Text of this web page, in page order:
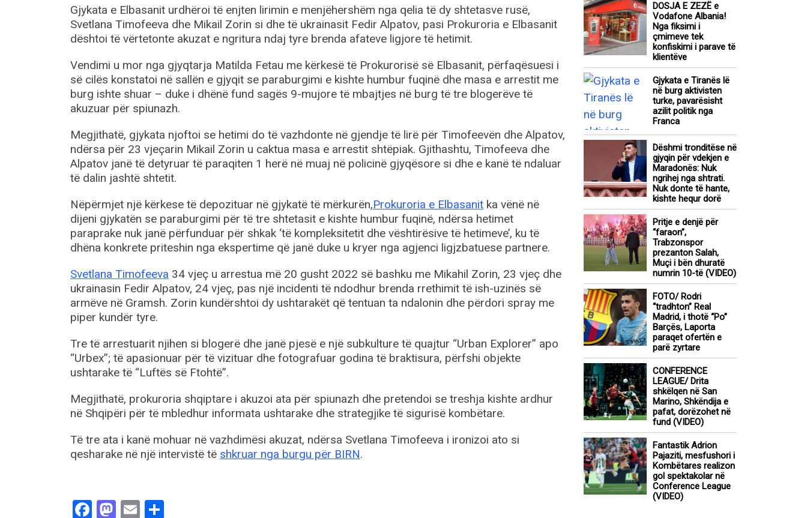
Gjykata e Elbasanit urdhëroi të enjten lirimin e menjëhershëm nga qelia të dy shtetasve rusë,
Svetlana Timofeeva dhe Mikail Zorin si dhe të ukrainasit Fedir Alpatov, pasi Prokuroria e Elbasanit
dështoi të vërtetonte akuzat e ngritura ndaj tyre brenda afateve ligjore të hetimit.
Vendimi u mor nga gjyqtarja Matilda Fetau me kërkesë të Prokurorisë së Elbasanit, përfaqësuesi i
së cilës konstatoi në sallën e gjyqit se paraburgimi e kishte humbur fuqinë dhe masa e arrestit me
burg ishte shuar – duke i dhënë fund sagës 9-mujore të mbajtjes në burg të tre blogerëve të
akuzuar për spiunazh.
Megjithatë, gjykata njoftoi se hetimi do të vazhdonte në gjendje të lirë për Timofeevën dhe Alpatov,
ndërsa për 23 vjeçarin Mikail Zorin u caktua masa e arrestit shtëpiak. Gjithashtu, Timofeeva dhe
Alpatov janë të detyruar të paraqiten 1 herë në muaj në policinë gjyqësore si dhe e kanë të ndaluar
të dalin jashtë shtetit.
Nëpërmjet një kërkese të depozituar në gjykatë të mërkurën,Prokuroria e Elbasanit ka vënë në
dijeni gjykatën se paraburgimi për të tre shtetasit e kishte humbur fuqinë, ndërsa hetimet
paraprake nuk janë përfunduar për shkak ‘të kompleksitetit dhe vështirësive të hetimeve’, ku të
dhëna konkrete priteshin nga ekspertime që janë duke u kryer nga agjenci ligjzbatuese partnere.
Svetlana Timofeeva 34 vjeç u arrestua më 20 gusht 2022 së bashku me Mikahil Zorin, 23 vjeç dhe
ukrainasin Fedir Alpatov, 24 vjeç, pas një incidenti të ndodhur brenda rrethimit të ish-uzinës së
armëve në Gramsh. Zorin kundërshtoi dy ushtarakët që tentuan ta ndalonin dhe përdori spray me
piper kundër tyre.
Tre të arrestuarit njihen si blogerë dhe janë pjesë e një subkulture të quajtur “Urban Explorer” apo
“Urbex”; të apasionuar për të vizituar dhe fotografuar godina të braktisura, përfshi objekte
ushtarake të “Luftës së Ftohtë”.
Megjithatë, prokuroria shqiptare i akuzoi ata për spiunazh dhe pretendoi se treshja kishte ardhur
në Shqipëri për të mbledhur informata ushtarake dhe strategjike të sigurisë kombëtare.
Të tre ata i kanë mohuar në vazhdimësi akuzat, ndërsa Svetlana Timofeeva i ironizoi ato si
qesharake në një intervistë të shkruar nga burgu për BIRN.
Facebook
Mastodon
Email
DOSJA E ZEZË e
Vodafone Albania!
Nga fiksimi i
çmimeve tek
konfiskimi i parave të
klientëve
Gjykata e Tiranës lë
në burg aktivisten
turke, pavarësisht
azilit politik nga
Franca
Dëshmi tronditëse në
gjyqin për vdekjen e
Maradonës: Nuk
ngrihej nga shtrati.
Nuk donte të hante,
kishte hequr dorë
Pritje e denjë për
“faraon”,
Trabzonspor
prezanton Salah,
Muçi i bën dhuratë
numrin 10-të (VIDEO)
FOTO/ Rodri
“tradhton” Real
Madrid, i thotë “Po”
Barçës, Laporta
paraqet ofertën e
parë zyrtare
CONFERENCE
LEAGUE/ Drita
shkëlqen në San
Marino, Shkëndija e
pafat, dorëzohet në
fund (VIDEO)
Fantastik Adrion
Pajaziti, mesfushori i
Kombëtares realizon
gol spektakolar në
Conference League
(VIDEO)